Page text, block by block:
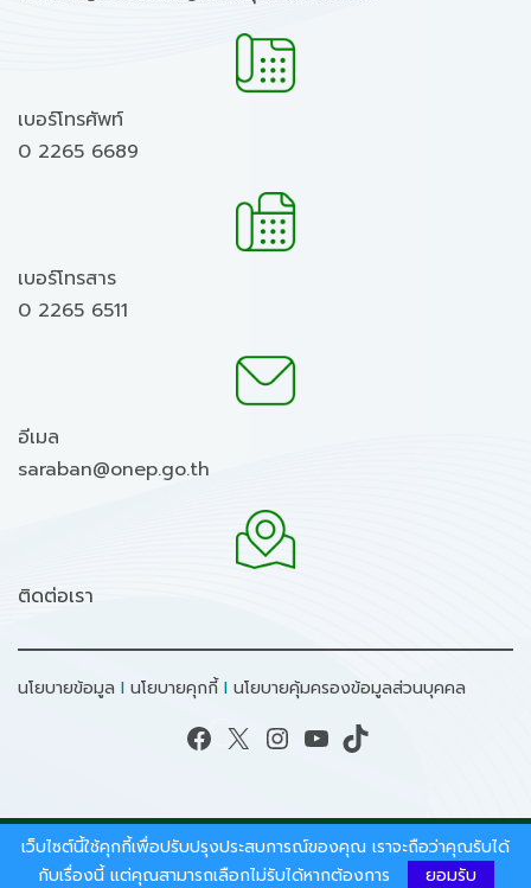
เบอร์โทรศัพท์
0 2265 6689
เบอร์โทรสาร
0 2265 6511
อีเมล
saraban@onep.go.th
ติดต่อเรา
นโยบายข้อมูล I นโยบายคุกกี้ I นโยบายคุ้มครองข้อมูลส่วนบุคคล
Facebook X Instagram YouTube TikTok
สงวนลิขสิทธิ์ © 2026 - สำนักงานนโยบายและแผน
ทรัพยากรธรรมชาติและสิ่งแวดล้อม.
เว็บไซต์นี้ใช้คุกกี้เพื่อปรับปรุงประสบการณ์ของคุณ เราจะถือว่าคุณรับได้
กับเรื่องนี้ แต่คุณสามารถเลือกไม่รับได้หากต้องการ
ยอมรับ